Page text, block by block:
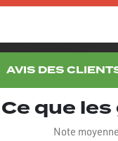
AVIS DES
Ce que
Note